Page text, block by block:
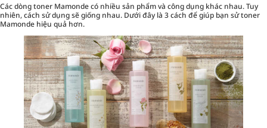
Các dòng toner Mamonde có nhiều sản phẩm và công dụng khác nhau. Tuy
nhiên, cách sử dụng sẽ giống nhau. Dưới đây là 3 cách để giúp bạn sử toner
Mamonde hiệu quả hơn.